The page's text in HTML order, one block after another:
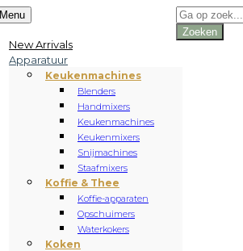
Menu
New Arrivals
Apparatuur
Keukenmachines
Blenders
Handmixers
Keukenmachines
Keukenmixers
Snijmachines
Staafmixers
Koffie & Thee
Koffie-apparaten
Opschuimers
Waterkokers
Koken
Producten
zoeken
Zoeken